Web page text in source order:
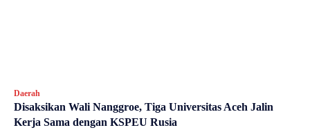
Daerah
Disaksikan Wali Nanggroe, Tiga Universitas Aceh Jalin
Kerja Sama dengan KSPEU Rusia